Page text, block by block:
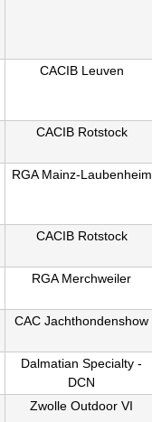
CACIB Leuven
CACIB Rotstock
RGA Mainz-Laubenheim
CACIB Rotstock
RGA Merchweiler
CAC Jachthondenshow
Dalmatian Specialty -
DCN
Zwolle Outdoor VI